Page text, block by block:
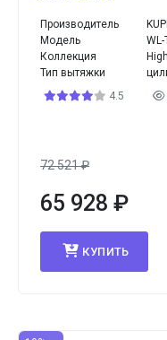
Производитель
Модель
Коллекция
Тип вытяжки
4.5
72 521₽
65 928 ₽
КУПИТЬ